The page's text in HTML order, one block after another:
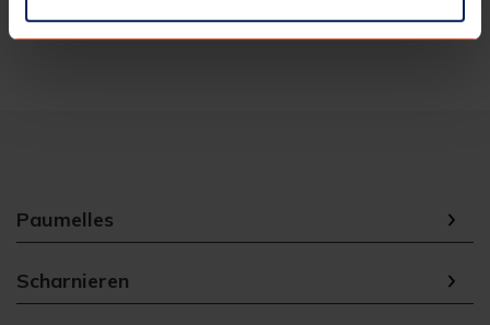
Paumelles
Scharnieren